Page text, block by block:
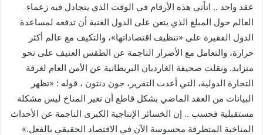
عقد واحد .. اتأتي هذه الأرقام في الوقت الذي يتجادل فيه زعماء
العالم حول المبلغ الذي يتعن على الدول الغنية أن تدفعه لمساعدة
الدول الفقيرة على «تنظيف اقتصاداتها»، والتكيف مع عالم أكثر
حرارة، والتعامل مع الأضرار الناجمة عن الطقس العنيف على نحو
متزايد. ونقلت صحيفة الغارديان البريطانية عن الأمن العام لغرفة
التجارة الدولية، التي أعدت التقرير، جون دنتون ، قوله : «تظهر
البيانات من العقد الماضي بشكل قاطع أن تغير المناخ ليس مشكلة
مستقبلية فحسب .. إن الخسائر الإنتاجية الكبرى الناجمة عن الأحداث
المناخية المتطرفة محسوسة الآن في الاقتصاد الحقيقي بالفعل.»